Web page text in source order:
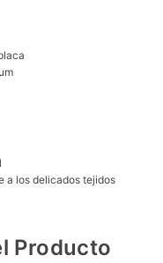
a los delicados tejidos
Producto